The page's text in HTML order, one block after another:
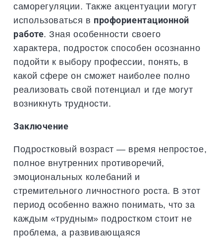
саморегуляции. Также акцентуации могут
использоваться в профориентационной
работе. Зная особенности своего
характера, подросток способен осознанно
подойти к выбору профессии, понять, в
какой сфере он сможет наиболее полно
реализовать свой потенциал и где могут
возникнуть трудности.
Заключение
Подростковый возраст — время непростое,
полное внутренних противоречий,
эмоциональных колебаний и
стремительного личностного роста. В этот
период особенно важно понимать, что за
каждым «трудным» подростком стоит не
проблема, а развивающаяся